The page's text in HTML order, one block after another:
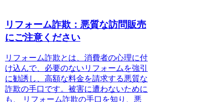
リフォーム詐欺：悪質な訪問販売
にご注意ください
リフォーム詐欺とは、消費者の心理に付
け込んで、必要のないリフォームを強引
に勧誘し、高額な料金を請求する悪質な
詐欺の手口です。被害に遭わないために
も、 リフォーム詐欺の手口を知り、悪